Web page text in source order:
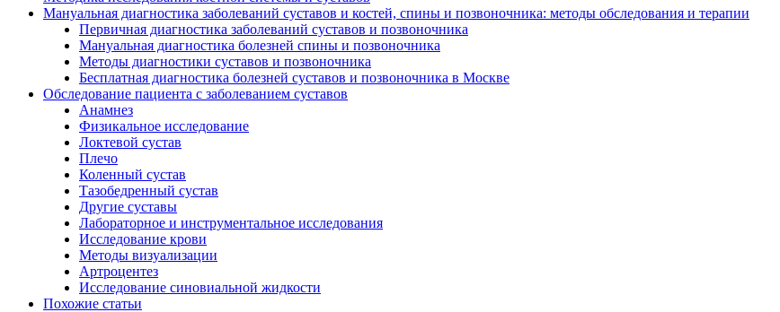
Мануальная диагностика заболеваний суставов и костей, спины и позвоночника: методы обследования и терапии
Первичная диагностика заболеваний суставов и позвоночника
Мануальная диагностика болезней спины и позвоночника
Методы диагностики суставов и позвоночника
Бесплатная диагностика болезней суставов и позвоночника в Москве
Обследование пациента с заболеванием суставов
Анамнез
Физикальное исследование
Локтевой сустав
Плечо
Коленный сустав
Тазобедренный сустав
Другие суставы
Лабораторное и инструментальное исследования
Исследование крови
Методы визуализации
Артроцентез
Исследование синовиальной жидкости
Похожие статьи